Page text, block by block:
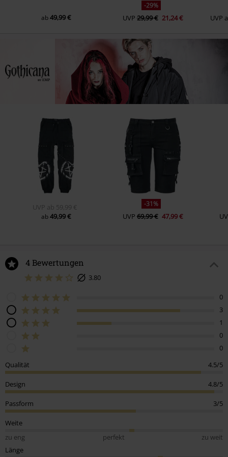
ab49,99 €
-29%
UVP 29,99 € 21,24 € UVP
UVP ab 59,99 €
ab49,99 €
-31%
UVP 69,99 € 47,99 €
4 Bewertungen
3.80
0
3
1
0
0
Qualität
4.5/5
Design 4.8/5
Passform 3/5
Weite
zu eng
perfekt
zu weit
Länge